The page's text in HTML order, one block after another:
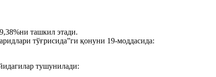
ташкил этади.
тўғрисида”ги қонуни 19-моддасида:
тушунилади: